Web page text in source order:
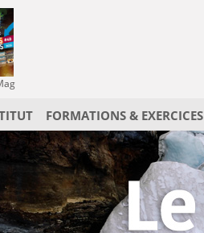
FORMATIONS & EXERCICES